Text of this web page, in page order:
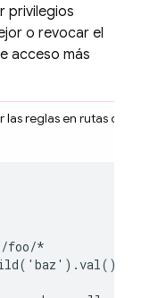
privilegios
o revocar el
acceso más
las reglas en rutas de
foo/*
===